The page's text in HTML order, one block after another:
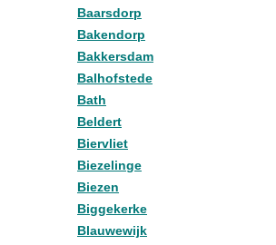
Baarsdorp
Bakendorp
Bakkersdam
Balhofstede
Bath
Beldert
Biervliet
Biezelinge
Biezen
Biggekerke
Blauwewijk